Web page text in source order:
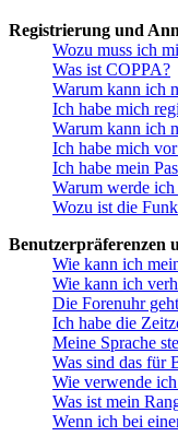
Registrierung und
Wozu muss ich
Was ist COPPA?
Warum kann ich
Ich habe mich
Warum kann ich
Ich habe mich
Ich habe mein
Warum werde ich
Wozu ist die
Benutzerpräferenzen
Wie kann ich
Wie kann ich
Die Forenuhr
Ich habe die
Meine Sprache
Was sind das für
Wie verwende
Was ist mein
Wenn ich bei